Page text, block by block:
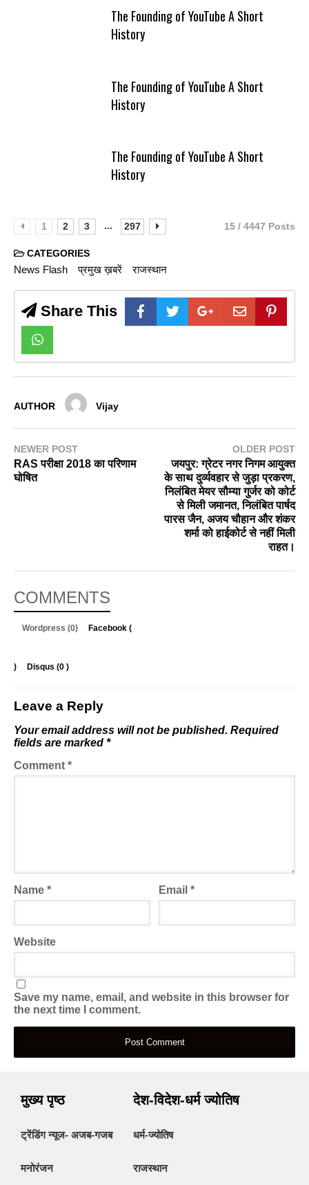
The Founding of YouTube A Short
History
The Founding of YouTube A Short
History
The Founding of YouTube A Short
History
1 2 3 ... 297 15 / 4447 Posts
CATEGORIES
News Flash प्रमुख ख़बरें राजस्थान
Share This
AUTHOR Vijay
NEWER POST
RAS परीक्षा 2018 का परिणाम
घोषित
OLDER POST
जयपुर: ग्रेटर नगर निगम आयुक्त
के साथ दुर्व्यवहार से जुड़ा प्रकरण,
निलंबित मेयर सौम्या गुर्जर को कोर्ट
से मिली जमानत, निलंबित पार्षद
पारस जैन, अजय चौहान और शंकर
शर्मा को हाईकोर्ट से नहीं मिली
राहत।
COMMENTS
Wordpress (0) Facebook (
) Disqus (0 )
Leave a Reply
Your email address will not be published. Required
fields are marked *
Comment *
Name * Email*
Website
Save my name, email, and website in this browser for
the next time I comment.
मुख्य पृष्ठ
ट्रेंडिंग न्यूज- अजब-गजब
मनोरंजन
देश-विदेश-धर्म ज्योतिष
धर्म-ज्योतिष
राजस्थान